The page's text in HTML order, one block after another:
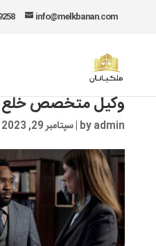
info@melkbanan.com
وکیل متخصص خلع
byadmin
|سپتامبر 29, 2023